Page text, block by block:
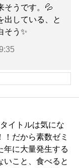
そうです。💦
出している、と
そう✨
イトルは気にな
！だから素数ゼミ
年に大量発生する
いこと、食べると